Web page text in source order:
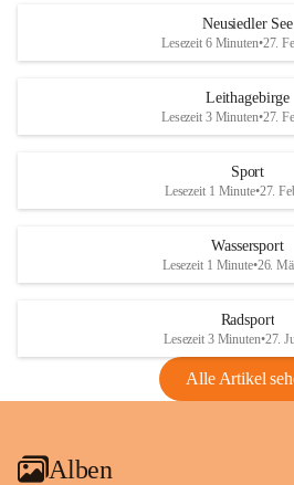
S
und den daraus folgenden wirtschaftlichen
Maßnahmen zur Bekämpfung
Rebe und der Amerikanischen
Anhang VBl. EU Nr. 18
1 Seite•1,4 MB
VBl. EU Nr. 18_2026
Neusiedler See
Lesezeit 6 Minuten•27.
Leithagebirge
Lesezeit 3 Minuten•27.
Sport
Lesezeit 1 Minute•27.
Wassersport
Lesezeit 1 Minute•26.
Radsport
Lesezeit 3 Minuten•27.
Alle Artikel
Alben